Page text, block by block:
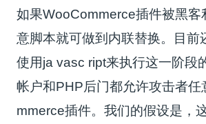
如果WooCommerce插件被黑客
意脚本就可做到内联替换。目前
使用ja vasc ript来执行这一阶段
帐户和PHP后门都允许攻击者任
mmerce插件。我们的假设是，